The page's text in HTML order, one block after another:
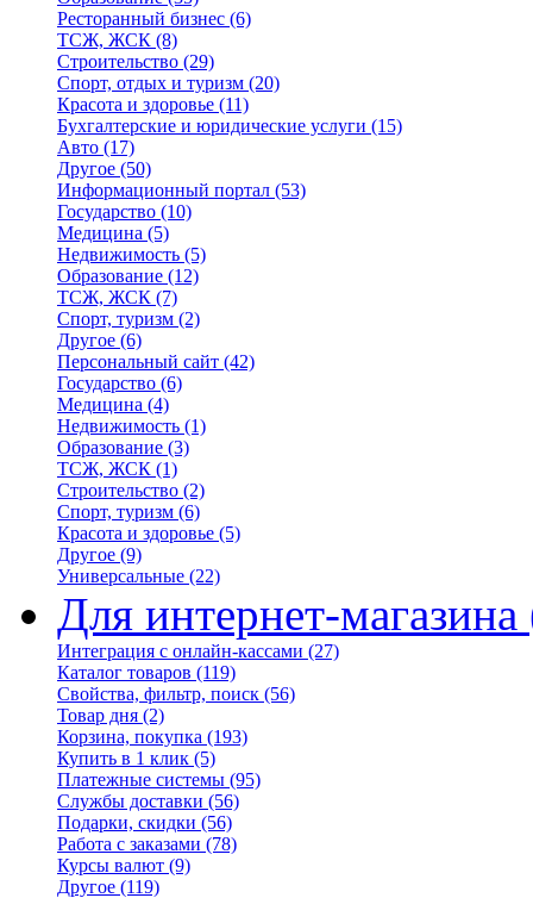
Ресторанный бизнес (6)
ТСЖ, ЖСК (8)
Строительство (29)
Спорт, отдых и туризм (20)
Красота и здоровье (11)
Бухгалтерские и юридические услуги (15)
Авто (17)
Другое (50)
Информационный портал (53)
Государство (10)
Медицина (5)
Недвижимость (5)
Образование (12)
ТСЖ, ЖСК (7)
Спорт, туризм (2)
Другое (6)
Персональный сайт (42)
Государство (6)
Медицина (4)
Недвижимость (1)
Образование (3)
ТСЖ, ЖСК (1)
Строительство (2)
Спорт, туризм (6)
Красота и здоровье (5)
Другое (9)
Универсальные (22)
Для интернет-магазина
Интеграция с онлайн-кассами (27)
Каталог товаров (119)
Свойства, фильтр, поиск (56)
Товар дня (2)
Корзина, покупка (193)
Купить в 1 клик (5)
Платежные системы (95)
Службы доставки (56)
Подарки, скидки (56)
Работа с заказами (78)
Курсы валют (9)
Другое (119)